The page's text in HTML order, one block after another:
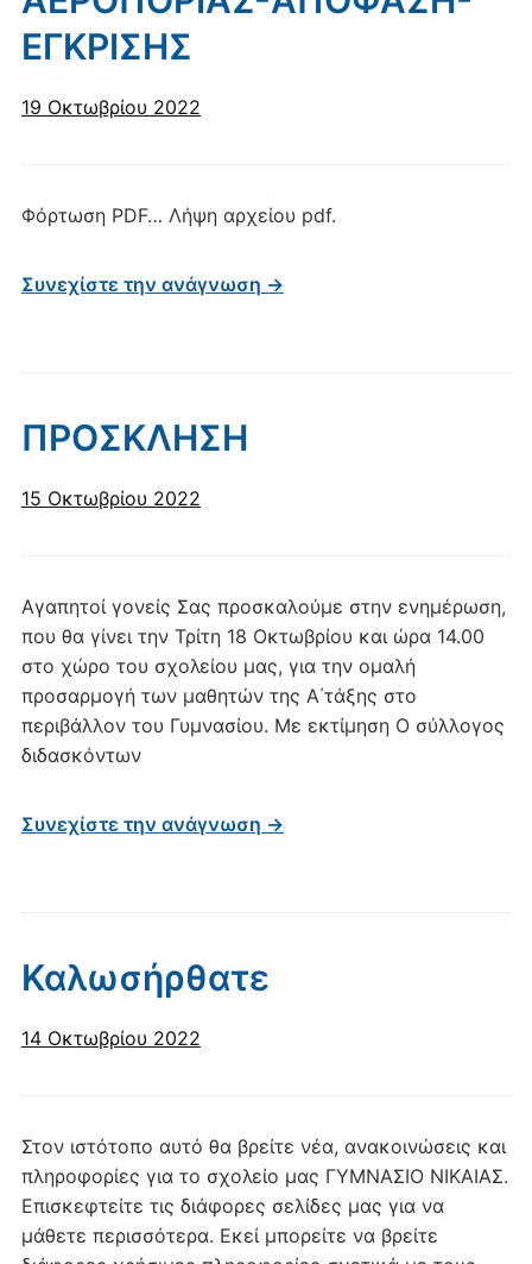
ΕΓΚΡΙΣΗΣ
19 Οκτωβρίου 2022
Φόρτωση PDF… Λήψη αρχείου pdf.
Συνεχίστε την ανάγνωση →
ΠΡΟΣΚΛΗΣΗ
15 Οκτωβρίου 2022
Αγαπητοί γονείς Σας προσκαλούμε στην ενημέρωση,
που θα γίνει την Τρίτη 18 Οκτωβρίου και ώρα 14.00
στο χώρο του σχολείου μας, για την ομαλή
προσαρμογή των μαθητών της Α΄τάξης στο
περιβάλλον του Γυμνασίου. Με εκτίμηση Ο σύλλογος
διδασκόντων
Συνεχίστε την ανάγνωση →
Καλωσήρθατε
14 Οκτωβρίου 2022
Στον ιστότοπο αυτό θα βρείτε νέα, ανακοινώσεις και
πληροφορίες για το σχολείο μας ΓΥΜΝΑΣΙΟ ΝΙΚΑΙΑΣ.
Επισκεφτείτε τις διάφορες σελίδες μας για να
μάθετε περισσότερα. Εκεί μπορείτε να βρείτε